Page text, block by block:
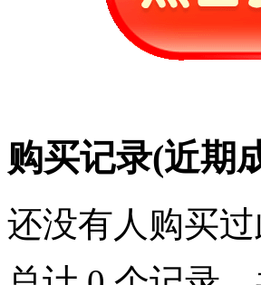
购买记录(近期
还没有人购买